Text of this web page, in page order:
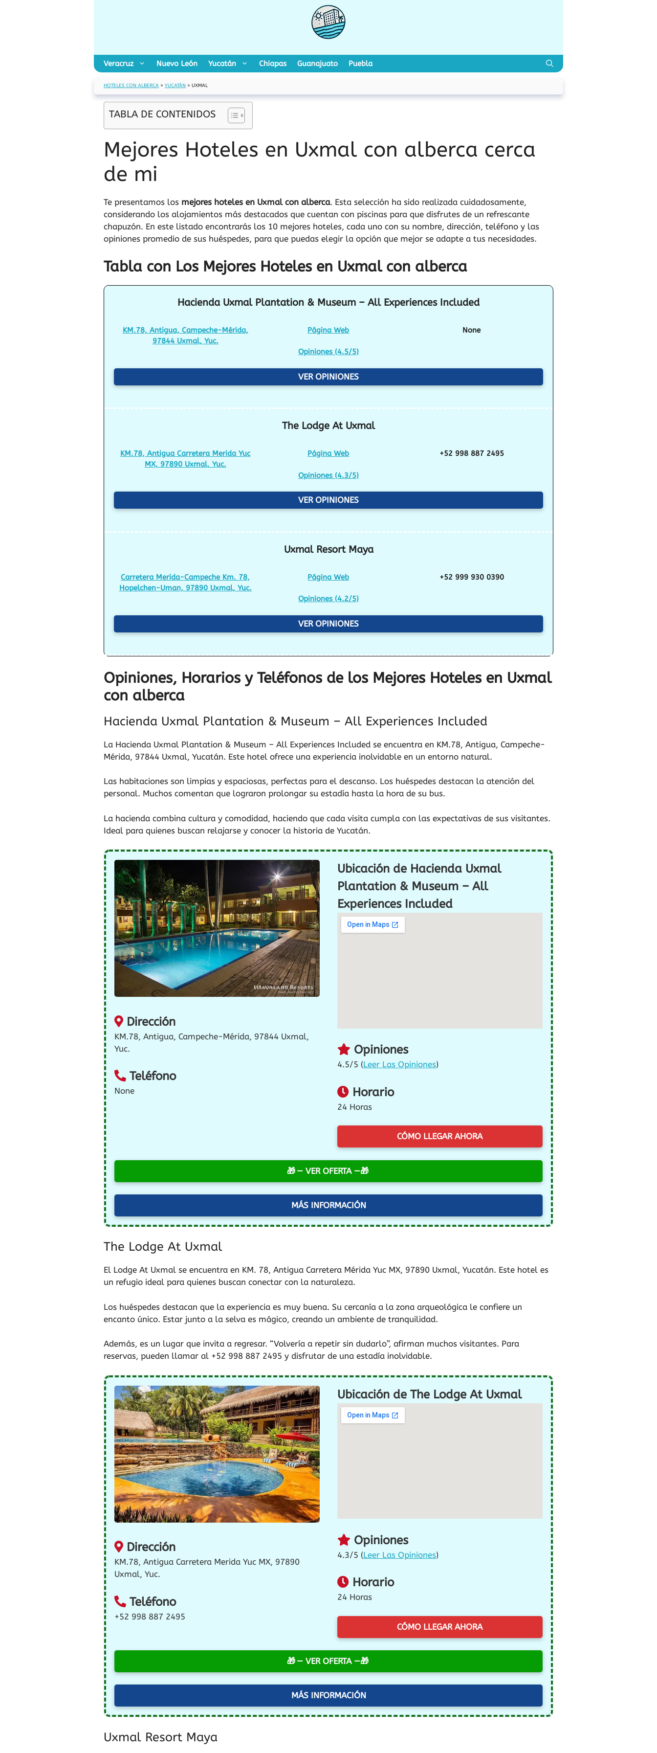
Veracruz Nuevo León Yucatán Chiapas Guanajuato Puebla
HOTELES CON ALBERCA » YUCATÁN » UXMAL
TABLA DE CONTENIDOS
Mejores Hoteles en Uxmal con alberca cerca
de mi
Te presentamos los mejores hoteles en Uxmal con alberca. Esta selección ha sido realizada cuidadosamente,
considerando los alojamientos más destacados que cuentan con piscinas para que disfrutes de un refrescante
chapuzón. En este listado encontrarás los 10 mejores hoteles, cada uno con su nombre, dirección, teléfono y las
opiniones promedio de sus huéspedes, para que puedas elegir la opción que mejor se adapte a tus necesidades.
Tabla con Los Mejores Hoteles en Uxmal con alberca
Hacienda Uxmal Plantation & Museum – All Experiences Included
KM.78, Antigua, Campeche-Mérida,
97844 Uxmal, Yuc.
Página Web
Opiniones (4.5/5)
None
VER OPINIONES
The Lodge At Uxmal
KM.78, Antigua Carretera Merida Yuc
MX, 97890 Uxmal, Yuc.
Página Web
Opiniones (4.3/5)
+52 998 887 2495
VER OPINIONES
Uxmal Resort Maya
Carretera Merida-Campeche Km. 78,
Hopelchen-Uman, 97890 Uxmal, Yuc.
Página Web
Opiniones (4.2/5)
+52 999 930 0390
VER OPINIONES
Opiniones, Horarios y Teléfonos de los Mejores Hoteles en Uxmal
con alberca
Hacienda Uxmal Plantation & Museum – All Experiences Included
La Hacienda Uxmal Plantation & Museum – All Experiences Included se encuentra en KM.78, Antigua, Campeche-
Mérida, 97844 Uxmal, Yucatán. Este hotel ofrece una experiencia inolvidable en un entorno natural.
Las habitaciones son limpias y espaciosas, perfectas para el descanso. Los huéspedes destacan la atención del
personal. Muchos comentan que lograron prolongar su estadía hasta la hora de su bus.
La hacienda combina cultura y comodidad, haciendo que cada visita cumpla con las expectativas de sus visitantes.
Ideal para quienes buscan relajarse y conocer la historia de Yucatán.
Dirección
KM.78, Antigua, Campeche-Mérida, 97844 Uxmal,
Yuc.
Teléfono
None
Ubicación de Hacienda Uxmal
Plantation & Museum – All
Experiences Included
Opiniones
4.5/5 (Leer Las Opiniones)
Horario
24 Horas
CÓMO LLEGAR AHORA
— VER OFERTA —
MÁS INFORMACIÓN
The Lodge At Uxmal
El Lodge At Uxmal se encuentra en KM. 78, Antigua Carretera Mérida Yuc MX, 97890 Uxmal, Yucatán. Este hotel es
un refugio ideal para quienes buscan conectar con la naturaleza.
Los huéspedes destacan que la experiencia es muy buena. Su cercanía a la zona arqueológica le confiere un
encanto único. Estar junto a la selva es mágico, creando un ambiente de tranquilidad.
Además, es un lugar que invita a regresar. “Volvería a repetir sin dudarlo”, afirman muchos visitantes. Para
reservas, pueden llamar al +52 998 887 2495 y disfrutar de una estadía inolvidable.
Dirección
KM.78, Antigua Carretera Merida Yuc MX, 97890
Uxmal, Yuc.
Teléfono
+52 998 887 2495
Ubicación de The Lodge At Uxmal
Opiniones
4.3/5 (Leer Las Opiniones)
Horario
24 Horas
CÓMO LLEGAR AHORA
— VER OFERTA —
MÁS INFORMACIÓN
Uxmal Resort Maya